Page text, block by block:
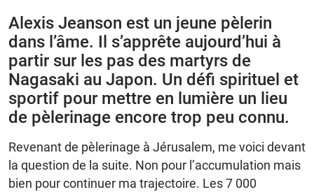
Alexis Jeanson est un jeune pèlerin
dans l’âme. Il s’apprête aujourd’hui à
partir sur les pas des martyrs de
Nagasaki au Japon. Un défi spirituel et
sportif pour mettre en lumière un lieu
de pèlerinage encore trop peu connu.
Revenant de pèlerinage à Jérusalem, me voici devant
la question de la suite. Non pour l’accumulation mais
bien pour continuer ma trajectoire. Les 7 000